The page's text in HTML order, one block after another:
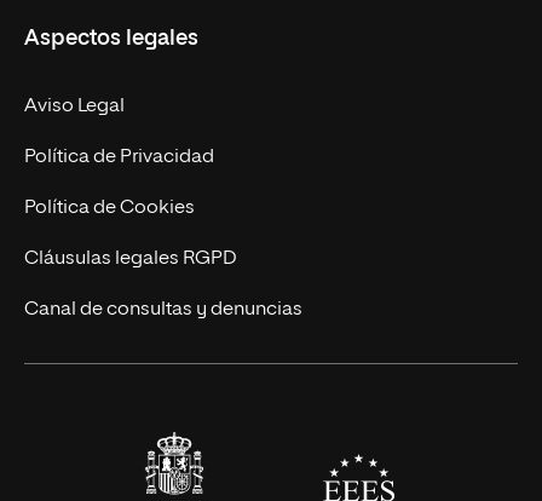
Doctorados
Experto Universitario
Postgrados
Cursos Universitarios
Facultades
Nuestro Equipo
Trabaja en UNIR
Actualidad
UNIR Revista
Eventos
Aspectos legales
Aviso Legal
Política de Privacidad
Política de Cookies
Cláusulas legales RGPD
Canal de consultas y denuncias